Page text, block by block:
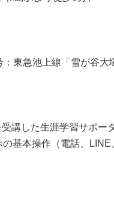
：東急池上線「雪が谷
講した生涯学習サポー
の基本操作（電話、